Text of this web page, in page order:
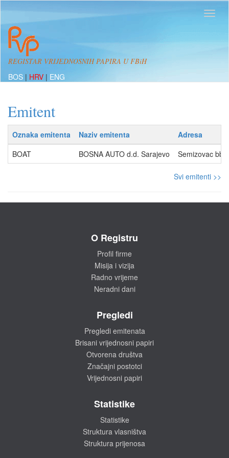
REGISTAR VRIJEDNOSNIH PAPIRA U FBiH
BOS | HRV | ENG
Emitent
Oznaka emitenta Naziv emitenta
Adresa
BOAT
BOSNA AUTO d.d. Sarajevo Semizovac bb,
Svi emitenti >>
O Registru
Profil firme
Misija i vizija
Radno vrijeme
Neradni dani
Pregledi
Pregledi emitenata
Brisani vrijednosni papiri
Otvorena društva
Značajni postotci
Vrijednosni papiri
Statistike
Statistike
Struktura vlasništva
Struktura prijenosa